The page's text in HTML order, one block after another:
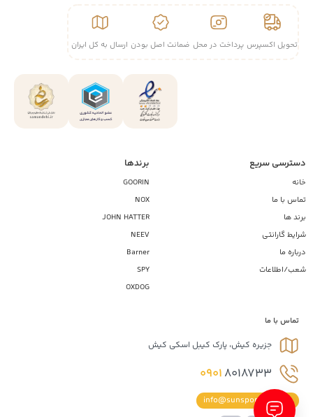
تحویل اکسپرس پرداخت در محل ضمانت اصل بودن ارسال به کل ایران
دسترسی سریع
خانه
تماس با ما
برند ها
شرایط گارانتی
درباره ما
شعب/اطلاعات
برندها
GOORIN
NOX
JOHN HATTER
NEEV
Barner
SPY
OXDOG
تماس با ما
جزیره کیش، پارک کیبل اسکی کیش
09018018733
info@sunsportiran.com